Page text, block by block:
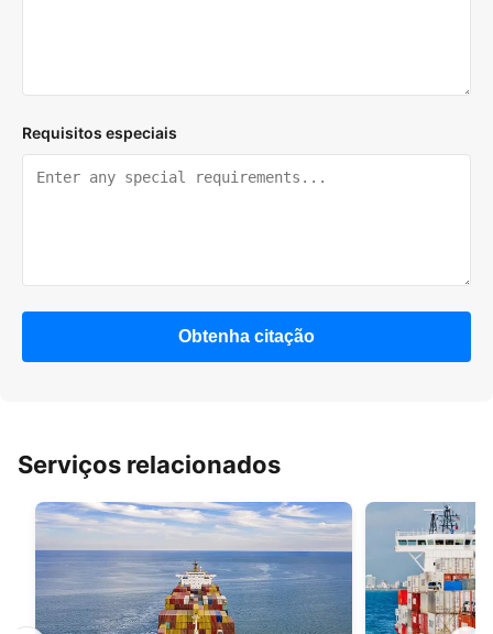
Requisitos especiais
Obtenha citação
Serviços relacionados